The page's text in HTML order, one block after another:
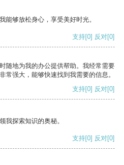
能够放松身心，享受美好时光。
支持[0] 反对[0]
随地为我的办公提供帮助。我经常需要
常强大，能够快速找到我需要的信息。
支持[0] 反对[0]
我探索知识的奥秘。
支持[0] 反对[0]